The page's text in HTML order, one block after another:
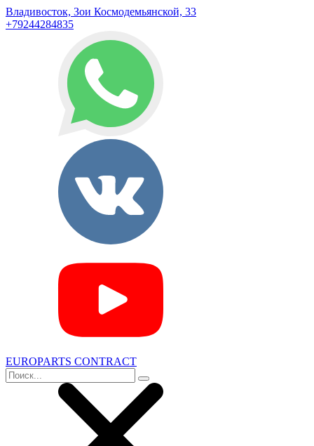
Владивосток, Зои Космодемьянской, 33
+79244284835
EUROPARTS CONTRACT